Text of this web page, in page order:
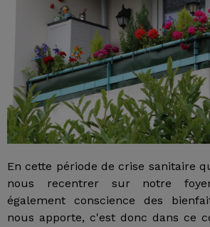
En cette période de crise sanitaire
nous recentrer sur notre
également conscience des
nous apporte, c'est donc dans ce